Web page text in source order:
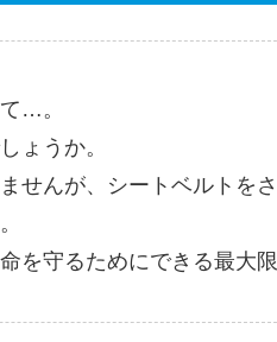
…。
ょうか。
せんが、シートベルトを
を守るためにできる最大